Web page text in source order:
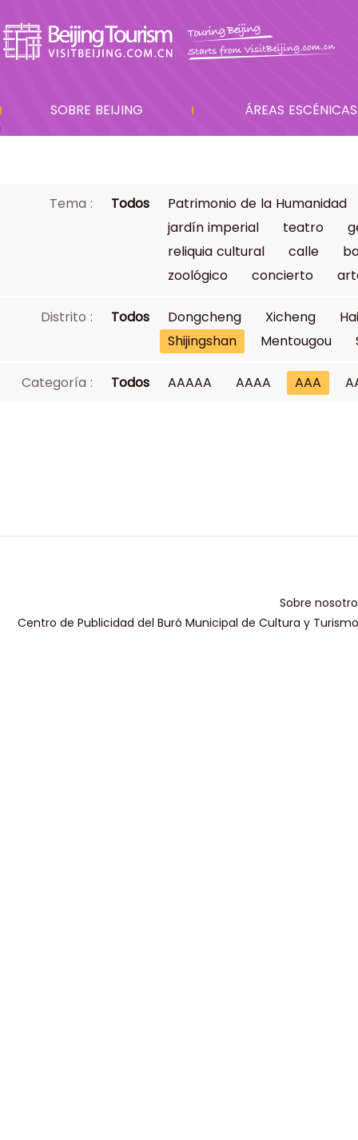
SOBRE BEIJING ÁREAS ESCÉNICAS
Tema : Todos
Patrimonio de la Humanidad
jardín imperial
teatro
reliquia cultural
calle
zoológico
concierto
Distrito : Todos Dongcheng Xicheng
Shijingshan
Mentougou
Categoría : Todos AAAAA AAAA AAA
Sobre
Centro de Publicidad del Buró Municipal de Cultura y